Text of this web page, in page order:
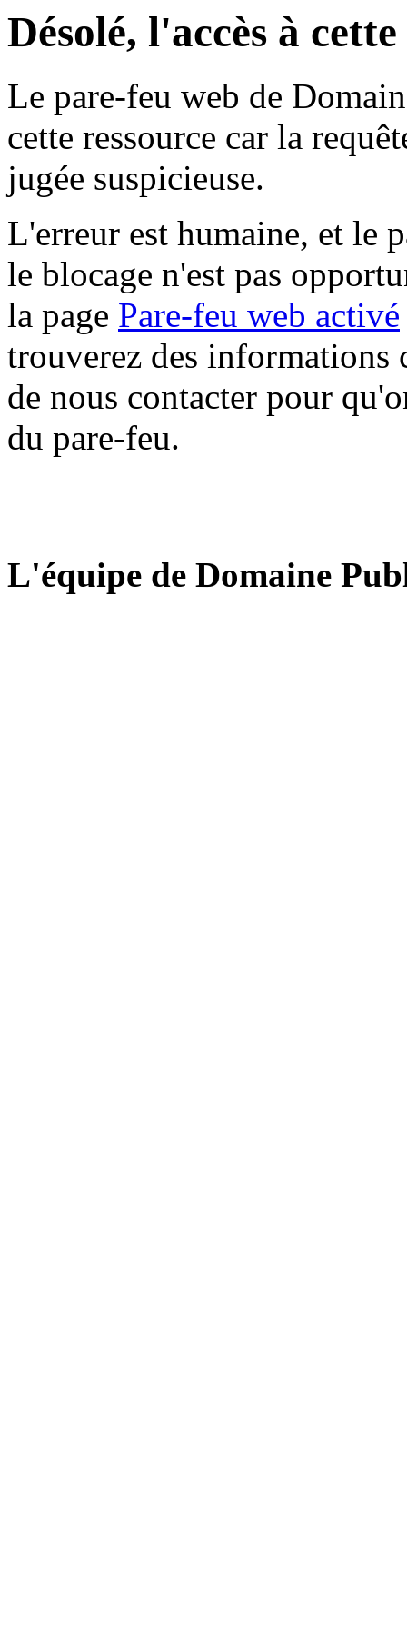
Désolé, l'accès à
Le pare-feu web de
cette ressource car la
jugée suspicieuse.
L'erreur est humaine, et le
le blocage n'est pas
la page Pare-feu web activé
trouverez des informations
de nous contacter pour
du pare-feu.
L'équipe de Domaine